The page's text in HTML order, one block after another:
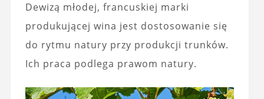
Dewizą młodej, francuskiej marki
produkującej wina jest dostosowanie się
do rytmu natury przy produkcji trunków.
Ich praca podlega prawom natury.